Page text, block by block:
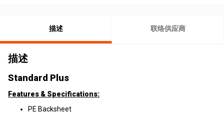
描述 联络供应商
描述
Standard Plus
Features & Specifications:
PE Backsheet